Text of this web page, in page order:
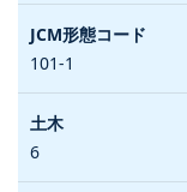
101-1
6